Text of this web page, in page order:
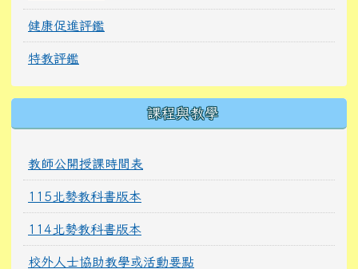
健康促進評鑑
特教評鑑
課程與教學
教師公開授課時間表
115北勢教科書版本
114北勢教科書版本
校外人士協助教學或活動要點